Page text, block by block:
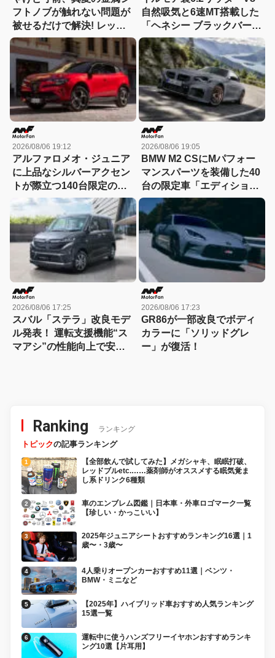
フトノブが触れない問題が
被せるだけで解決! レッツ
ォのシリコンカバーが夏も
冬も快適すぎる! 【CAR
MONO図鑑】
自然吸気と6速MT搭載した
「ヘネシー ブラックバー
ド」がデビュー【動画】
2026/08/06 19:12
アルファロメオ・ジュニア
に上品なシルバーアクセン
トが際立つ140台限定の
「スポルト スペチアーレ」
が登場！
2026/08/06 19:05
BMW M2 CSにMパフォー
マンスパーツを装備した40
台の限定車「エディショ
ン・エッジ」が登場！
2026/08/06 17:25
スバル「ステラ」改良モデ
ル発表！ 運転支援機能“ス
マアシ”の性能向上で安心
2026/08/06 17:23
GR86が一部改良でボディ
カラーに「ソリッドグレ
ー」が復活！
Ranking ランキング
トピックの記事ランキング
【全部飲んで試してみた】メガシャキ、眠眠打破、
レッドブルetc.……薬剤師がオススメする眠気覚ま
し系ドリンク6種類
車のエンブレム図鑑｜日本車・外車ロゴマーク一覧
【珍しい・かっこいい】
2025年ジュニアシートおすすめランキング16選｜1
歳〜・3歳〜
4人乗りオープンカーおすすめ11選｜ベンツ・
BMW・ミニなど
【2025年】ハイブリッド車おすすめ人気ランキング
15選一覧
運転中に使うハンズフリーイヤホンおすすめランキ
ング10選【片耳用】